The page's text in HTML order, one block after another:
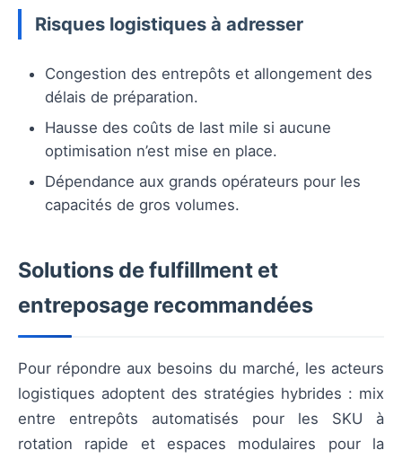
Risques logistiques à adresser
Congestion des entrepôts et allongement des
délais de préparation.
Hausse des coûts de last mile si aucune
optimisation n’est mise en place.
Dépendance aux grands opérateurs pour les
capacités de gros volumes.
Solutions de fulfillment et
entreposage recommandées
Pour répondre aux besoins du marché, les acteurs
logistiques adoptent des stratégies hybrides : mix
entre entrepôts automatisés pour les SKU à
rotation rapide et espaces modulaires pour la